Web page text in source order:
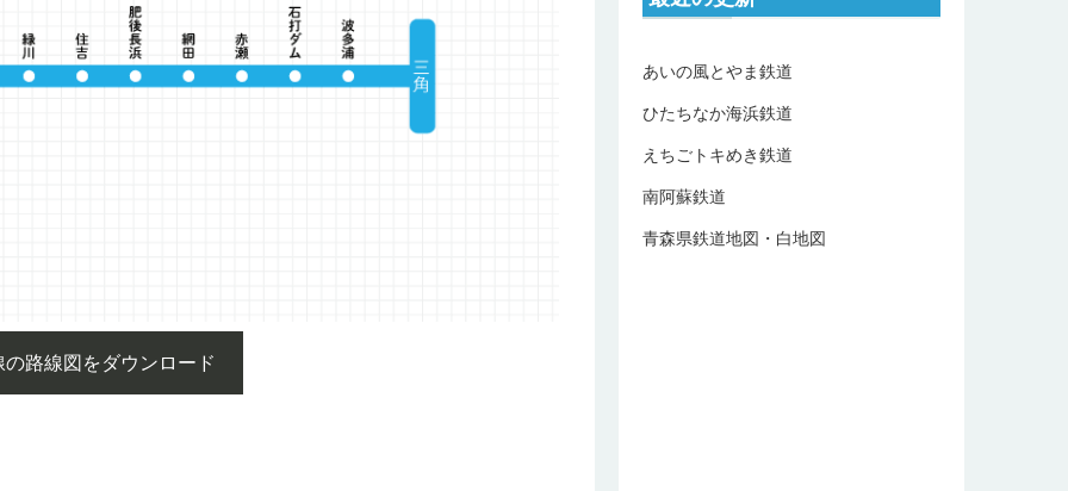
の路線図をダウンロード
あいの風とやま鉄道
ひたちなか海浜鉄道
えちごトキめき鉄道
南阿蘇鉄道
青森県鉄道地図・白地図